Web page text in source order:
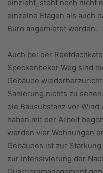
einzieht, steht noch nicht
einzelne Etagen als auch
Büro angemietet werden.
Auch bei der
Speckenbeker Weg sind
Gebäude
Sanierung nichts zu
die Bausubstanz vor Wind
haben mit der Arbeit
werden vier Wohnungen
Gebäudes ist zur
zur Intensivierung der